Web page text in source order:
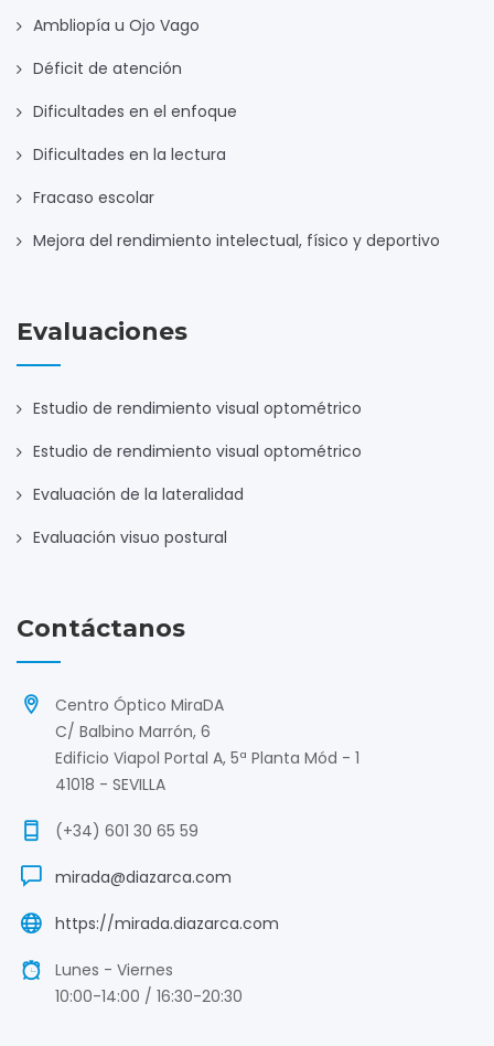
Ambliopía u Ojo Vago
Déficit de atención
Dificultades en el enfoque
Dificultades en la lectura
Fracaso escolar
Mejora del rendimiento intelectual, físico y deportivo
Evaluaciones
Estudio de rendimiento visual optométrico
Estudio de rendimiento visual optométrico
Evaluación de la lateralidad
Evaluación visuo postural
Contáctanos
Centro Óptico MiraDA
C/ Balbino Marrón, 6
Edificio Viapol Portal A, 5ª Planta Mód - 1
41018 - SEVILLA
(+34) 601 30 65 59
mirada@diazarca.com
https://mirada.diazarca.com
Lunes - Viernes
10:00-14:00 / 16:30-20:30